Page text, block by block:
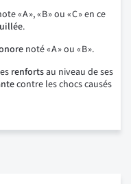
A », « B » ou « C » en ce
.
noté « A » ou « B ».
renfortsau niveau de ses
contre les chocs causés